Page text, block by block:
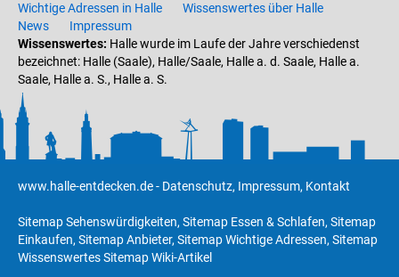
Wichtige Adressen in Halle
Wissenswertes über Halle
News
Impressum
Wissenswertes: Halle wurde im Laufe der Jahre verschiedenst
bezeichnet: Halle (Saale), Halle/Saale, Halle a. d. Saale, Halle a.
Saale, Halle a. S., Halle a. S.
www.halle-entdecken.de- Datenschutz, Impressum, Kontakt
Sitemap Sehenswürdigkeiten, Sitemap Essen & Schlafen, Sitemap
Einkaufen, Sitemap Anbieter, Sitemap Wichtige Adressen, Sitemap
WissenswertesSitemap Wiki-Artikel